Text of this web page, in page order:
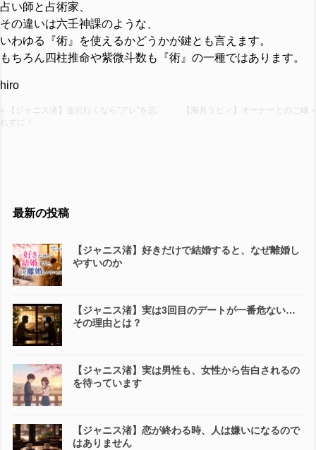
占い師と占術家、
その違いは六壬神課のような、
いわゆる『術』を使えるかどうかが鍵とも言えます。
もちろん四柱推命や紫微斗数も『術』の一種ではあります。
hiro
« 【ジャニス渚】金沢行くなら”アレ”を忘
れずに！
【海月ラビィ】オーナーとのご縁 »
最新の投稿
【ジャニス渚】好きだけで結婚すると、なぜ離婚し
やすいのか
【ジャニス渚】実は3回目のデートが一番危ない…
その理由とは？
【ジャニス渚】実は男性も、女性から告白されるの
を待っています
【ジャニス渚】恋が終わる時、人は嫌いになるので
はありません